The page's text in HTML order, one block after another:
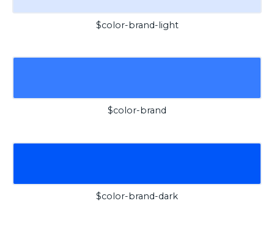
$color-brand-light
$color-brand
$color-brand-dark